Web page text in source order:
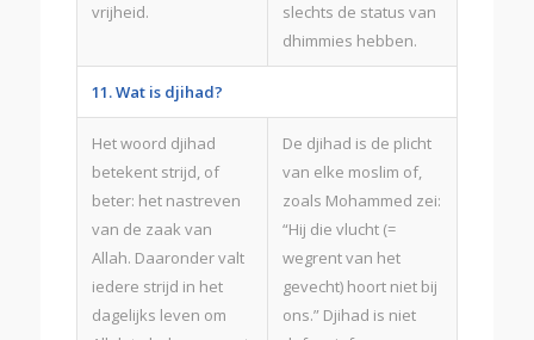
vrijheid.
slechts de status van
dhimmies hebben.
11. Wat is djihad?
Het woord djihad
betekent strijd, of
beter: het nastreven
van de zaak van
Allah. Daaronder valt
iedere strijd in het
dagelijks leven om
De djihad is de plicht
van elke moslim of,
zoals Mohammed zei:
“Hij die vlucht (=
wegrent van het
gevecht) hoort niet bij
ons.” Djihad is niet